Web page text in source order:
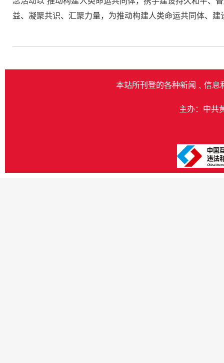
益、凝聚共识、汇聚力量，为推动构建人类命运共同体、
本站所刊登的各种新闻﹑信息
主办：中共